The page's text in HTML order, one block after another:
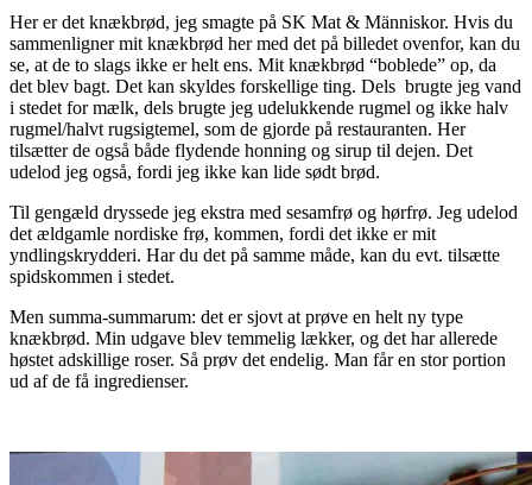
Her er det knækbrød, jeg smagte på SK Mat & Människor. Hvis du
sammenligner mit knækbrød her med det på billedet ovenfor, kan du
se, at de to slags ikke er helt ens. Mit knækbrød “boblede” op, da
det blev bagt. Det kan skyldes forskellige ting. Dels brugte jeg vand
i stedet for mælk, dels brugte jeg udelukkende rugmel og ikke halv
rugmel/halvt rugsigtemel, som de gjorde på restauranten. Her
tilsætter de også både flydende honning og sirup til dejen. Det
udelod jeg også, fordi jeg ikke kan lide sødt brød.
Til gengæld dryssede jeg ekstra med sesamfrø og hørfrø. Jeg udelod
det ældgamle nordiske frø, kommen, fordi det ikke er mit
yndlingskrydderi. Har du det på samme måde, kan du evt. tilsætte
spidskommen i stedet.
Men summa-summarum: det er sjovt at prøve en helt ny type
knækbrød. Min udgave blev temmelig lækker, og det har allerede
høstet adskillige roser. Så prøv det endelig. Man får en stor portion
ud af de få ingredienser.